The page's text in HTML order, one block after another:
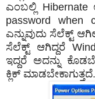
ಎಂಬಲ್ಲಿ
password when
ಎನ್ನುವುದು ಸೆಲೆಕ್ಟ್
ಸೆಲೆಕ್ಟ್ ಆಗಿದ್ದರೆ
ಇದ್ದರೆ ಅದನ್ನು
ಕ್ಲಿಕ್‌ ಮಾಡಬೇಕಾಗುತ್ತದೆ.